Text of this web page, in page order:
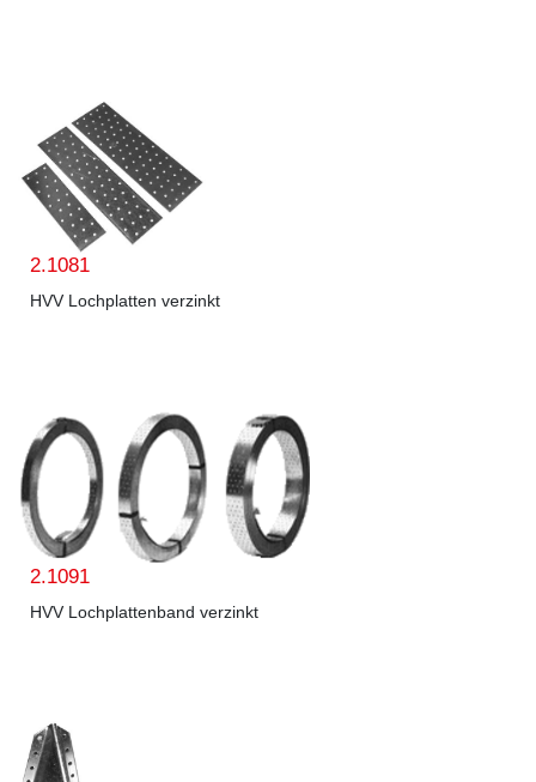
2.1081
HVV Lochplatten verzinkt
2.1091
HVV Lochplattenband verzinkt